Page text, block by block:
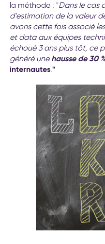
la méthode : "Dans le cas
d'estimation de la valeur
avons cette fois associé
et data aux équipes
échoué 3 ans plus tôt, ce
généré une hausse de 30
internautes."